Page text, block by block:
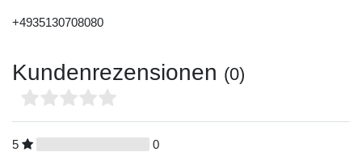
+4935130708080
Kundenrezensionen (0)
5
0